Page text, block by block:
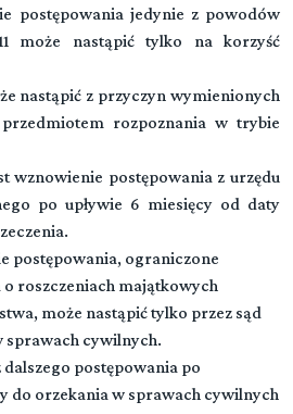
postępowania jedynie z powodów
może nastąpić tylko na korzyść
nastąpić z przyczyn wymienionych
rozpoznania w trybie
wznowienie postępowania z urzędu
po upływie 6 miesięcy od daty
postępowania, ograniczone
o roszczeniach majątkowych
może nastąpić tylko przez sąd
sprawach cywilnych.
postępowania po
do orzekania w sprawach cywilnych